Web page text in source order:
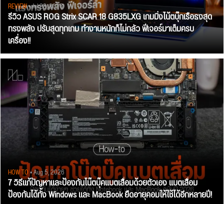
REVIEW• Jul 28, 2026
รีวิว ASUS ROG Strix SCAR 18 G835LXG เกมมิ่งโน้ตบุ๊กเรือธงสุด
ทรงพลัง ปรับสุดทุกเกม ทำงานหนักก็ไม่กลัว ฟีเจอร์มาเต็มครบ
เครื่อง!!
HOW TO• Aug 5, 2026
7 วิธีแก้ปัญหาและป้องกันโน๊ตบุ๊คแบตเสื่อมด้วยตัวเอง แบตเสื่อม
ป้องกันได้ทั้ง Windows และ MacBook ยืดอายุคอมให้ใช้ได้อีกหลายปี!